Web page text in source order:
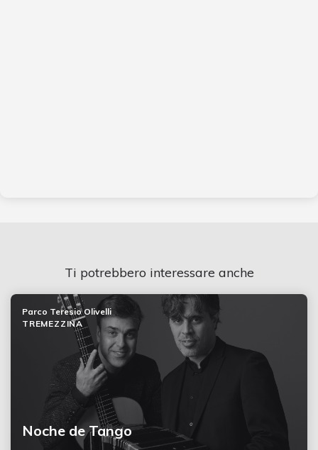
Ti potrebbero interessare anche
Noche de Tango
Parco Teresio Olivelli
TREMEZZINA